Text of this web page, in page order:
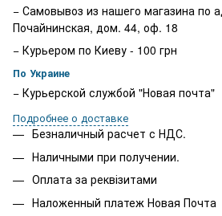
− Самовывоз из нашего магазина по
Почайнинская, дом. 44, оф. 18
− Курьером по Киеву - 100 грн
По Украине
− Курьерской службой "Новая почта"
Подробнее о доставке
Безналичный расчет с НДС.
Наличными при получении.
Оплата за реквізитами
Наложенный платеж Новая Почта